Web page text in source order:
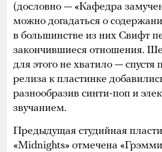
(дословно — «Кафедра
можно догадаться о
в большинстве из них Свифт
закончившиеся отношения.
для этого не хватило — спустя
релиза к пластинке
разнообразив синти-поп и
звучанием.
Предыдущая студийная
«Midnights» отмечена